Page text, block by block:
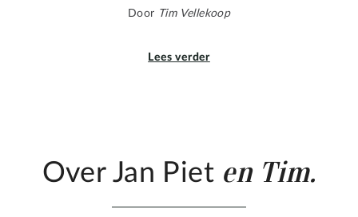
Door Tim Vellekoop
Lees verder
Over Jan Piet en Tim.